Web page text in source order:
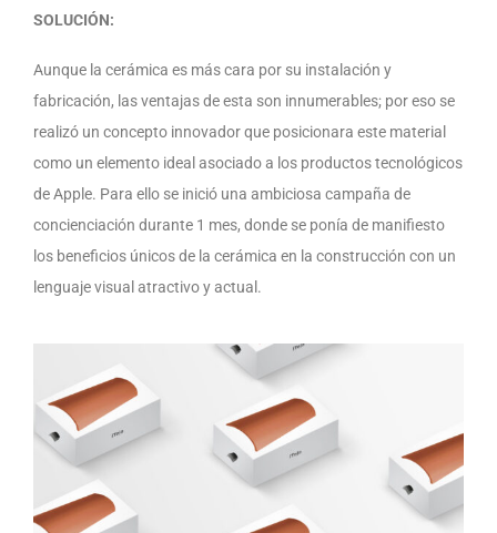
SOLUCIÓN:
Aunque la cerámica es más cara por su instalación y
fabricación, las ventajas de esta son innumerables; por eso se
realizó un concepto innovador que posicionara este material
como un elemento ideal asociado a los productos tecnológicos
de Apple. Para ello se inició una ambiciosa campaña de
concienciación durante 1 mes, donde se ponía de manifiesto
los beneficios únicos de la cerámica en la construcción con un
lenguaje visual atractivo y actual.